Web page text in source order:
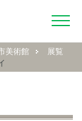
美術館
展覧